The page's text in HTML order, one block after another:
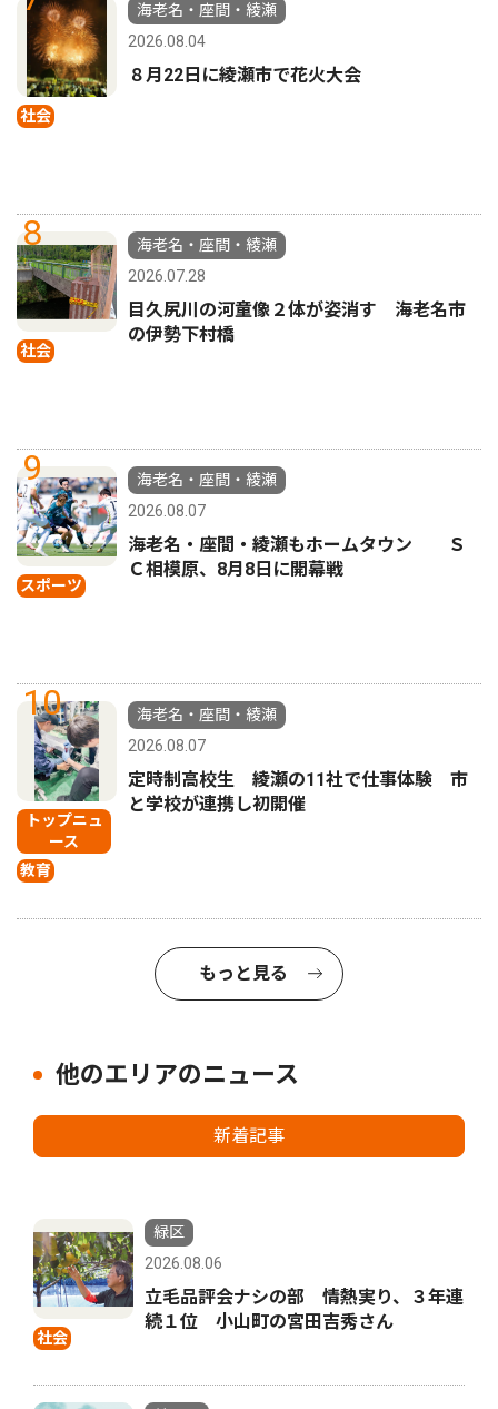
社会
海老名・座間・綾瀬
2026.08.04
８月22日に綾瀬市で花火大会
8
社会
海老名・座間・綾瀬
2026.07.28
目久尻川の河童像２体が姿消す 海老名市
の伊勢下村橋
9
スポーツ
海老名・座間・綾瀬
2026.08.07
海老名・座間・綾瀬もホームタウン Ｓ
Ｃ相模原、8月8日に開幕戦
10
トップニュ
ース
教育
海老名・座間・綾瀬
2026.08.07
定時制高校生 綾瀬の11社で仕事体験 市
と学校が連携し初開催
もっと見る
他のエリアのニュース
新着記事
社会
緑区
2026.08.06
立毛品評会ナシの部 情熱実り、３年連
続１位 小山町の宮田吉秀さん